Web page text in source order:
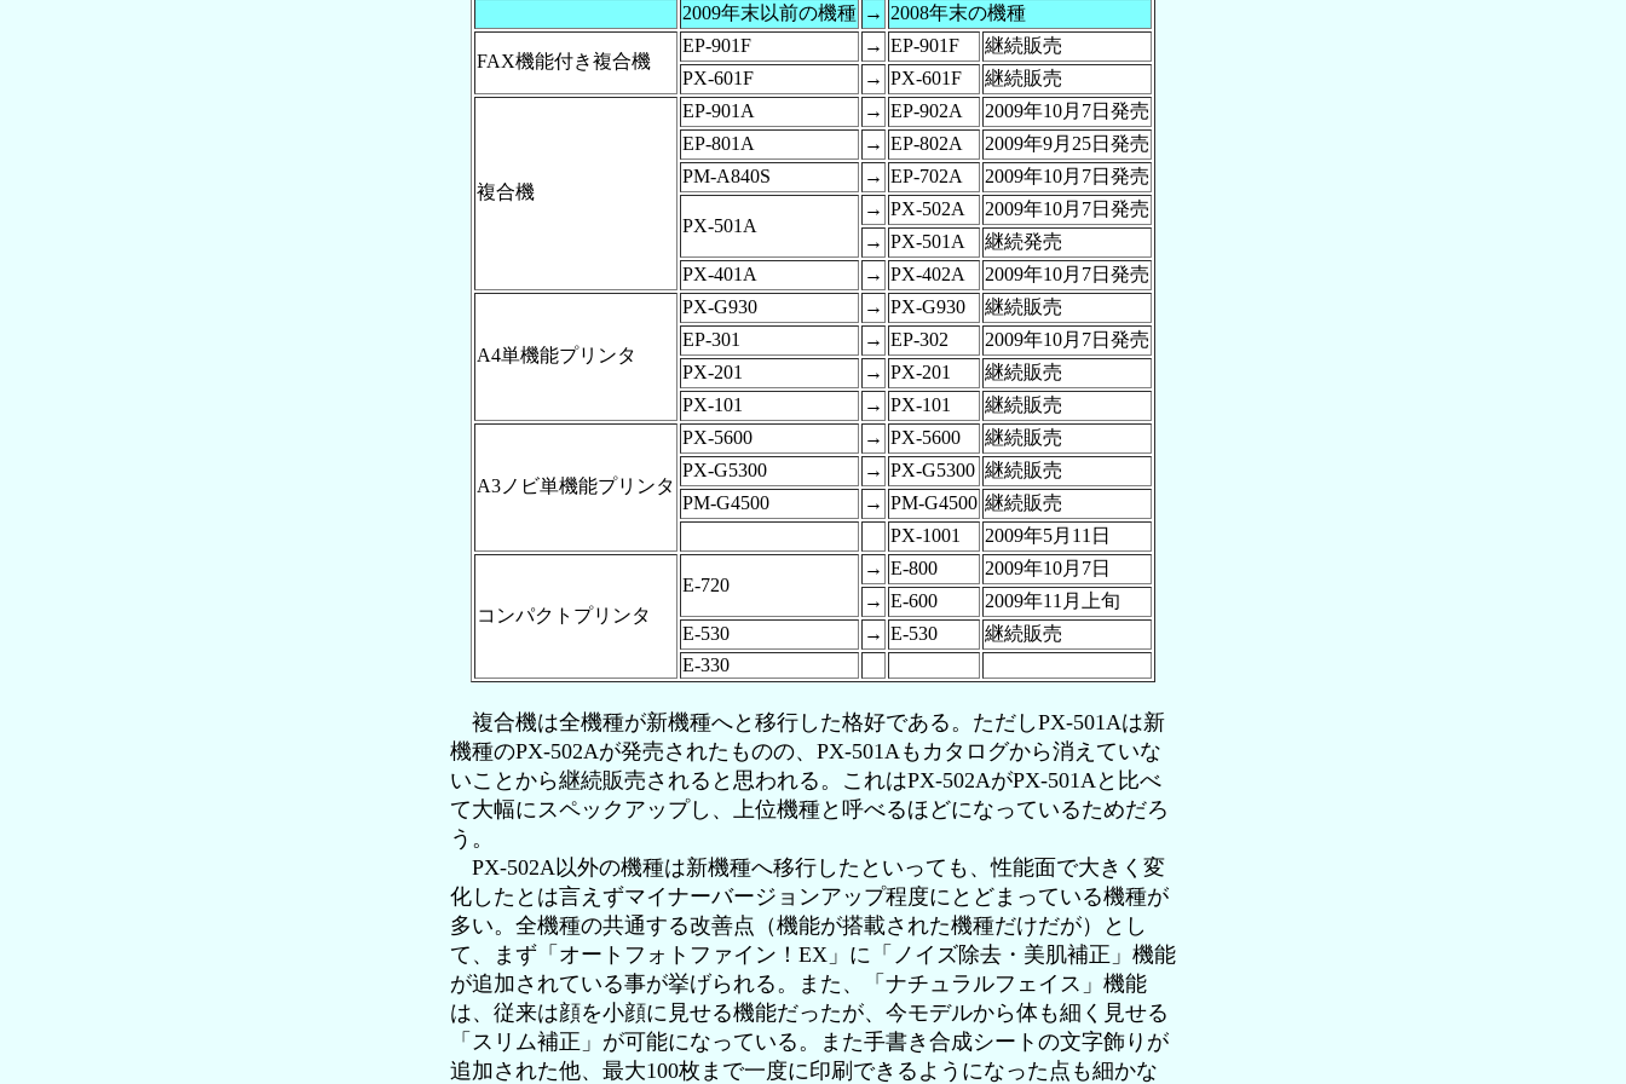
2009年末以前の機種 → 2008年末の機種
FAX機能付き複合機
EP-901F → EP-901F
継続販売
PX-601F
→ PX-601F 継続販売
複合機
EP-901A → EP-902A
2009年10月7日発売
EP-801A
→ EP-802A
2009年9月25日発売
PM-A840S
→ EP-702A 2009年10月7日発売
PX-501A
→ PX-502A
2009年10月7日発売
→ PX-501A
継続発売
PX-401A
→ PX-402A 2009年10月7日発売
A4単機能プリンタ
PX-G930 → PX-G930
継続販売
EP-301
→ EP-302
2009年10月7日発売
PX-201
→ PX-201
継続販売
PX-101
→ PX-101 継続販売
A3ノビ単機能プリンタ
PX-5600 → PX-5600
継続販売
PX-G5300
→ PX-G5300 継続販売
PM-G4500
→ PM-G4500 継続販売
PX-1001
2009年5月11日
コンパクトプリンタ
E-720
→ E-800
2009年10月7日
→ E-600
2009年11月上旬
E-530
→ E-530
継続販売
E-330
複合機は全機種が新機種へと移行した格好である。ただしPX-501Aは新
機種のPX-502Aが発売されたものの、PX-501Aもカタログから消えていな
いことから継続販売されると思われる。これはPX-502AがPX-501Aと比べ
て大幅にスペックアップし、上位機種と呼べるほどになっているためだろ
う。
PX-502A以外の機種は新機種へ移行したといっても、性能面で大きく変
化したとは言えずマイナーバージョンアップ程度にとどまっている機種が
多い。全機種の共通する改善点（機能が搭載された機種だけだが）とし
て、まず「オートフォトファイン！EX」に「ノイズ除去・美肌補正」機能
が追加されている事が挙げられる。また、「ナチュラルフェイス」機能
は、従来は顔を小顔に見せる機能だったが、今モデルから体も細く見せる
「スリム補正」が可能になっている。また手書き合成シートの文字飾りが
追加された他、最大100枚まで一度に印刷できるようになった点も細かな